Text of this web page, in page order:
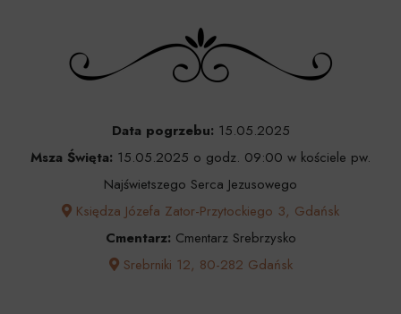
Data pogrzebu: 15.05.2025
Msza Święta: 15.05.2025 o godz. 09:00 w kościele pw.
Najświetszego Serca Jezusowego
Księdza Józefa Zator-Przytockiego 3, Gdańsk
Cmentarz: Cmentarz Srebrzysko
Srebrniki 12, 80-282 Gdańsk